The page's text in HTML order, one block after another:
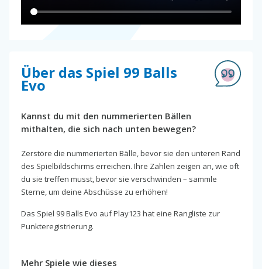
Über das Spiel 99 Balls
Evo
Kannst du mit den nummerierten Bällen
mithalten, die sich nach unten bewegen?
Zerstöre die nummerierten Bälle, bevor sie den unteren Rand
des Spielbildschirms erreichen. Ihre Zahlen zeigen an, wie oft
du sie treffen musst, bevor sie verschwinden – sammle
Sterne, um deine Abschüsse zu erhöhen!
Das Spiel 99 Balls Evo auf Play123 hat eine Rangliste zur
Punkteregistrierung.
Mehr Spiele wie dieses